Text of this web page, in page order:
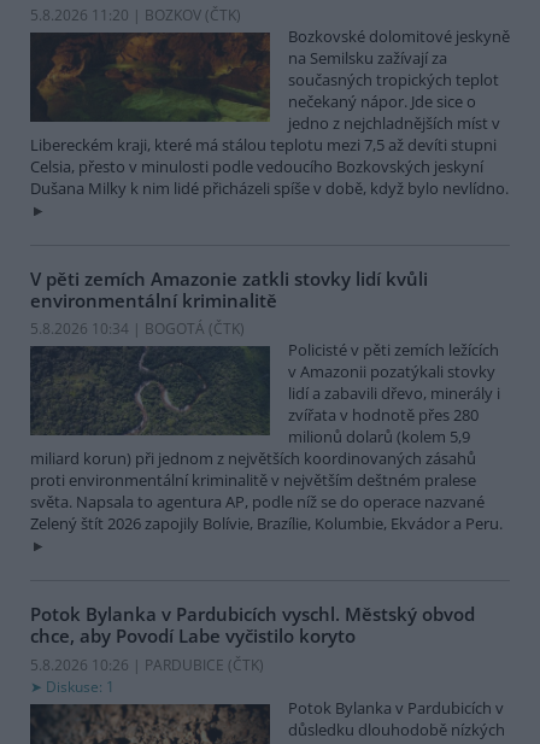
5.8.2026 11:20 | BOZKOV (ČTK)
Bozkovské dolomitové jeskyně
na Semilsku zažívají za
současných tropických teplot
nečekaný nápor. Jde sice o
jedno z nejchladnějších míst v
Libereckém kraji, které má stálou teplotu mezi 7,5 až devíti stupni
Celsia, přesto v minulosti podle vedoucího Bozkovských jeskyní
Dušana Milky k nim lidé přicházeli spíše v době, když bylo nevlídno.
V pěti zemích Amazonie zatkli stovky lidí kvůli
environmentální kriminalitě
5.8.2026 10:34 | BOGOTÁ (ČTK)
Policisté v pěti zemích ležících
v Amazonii pozatýkali stovky
lidí a zabavili dřevo, minerály i
zvířata v hodnotě přes 280
milionů dolarů (kolem 5,9
miliard korun) při jednom z největších koordinovaných zásahů
proti environmentální kriminalitě v největším deštném pralese
světa. Napsala to agentura AP, podle níž se do operace nazvané
Zelený štít 2026 zapojily Bolívie, Brazílie, Kolumbie, Ekvádor a Peru.
Potok Bylanka v Pardubicích vyschl. Městský obvod
chce, aby Povodí Labe vyčistilo koryto
5.8.2026 10:26 | PARDUBICE (ČTK)
Diskuse: 1
Potok Bylanka v Pardubicích v
důsledku dlouhodobě nízkých